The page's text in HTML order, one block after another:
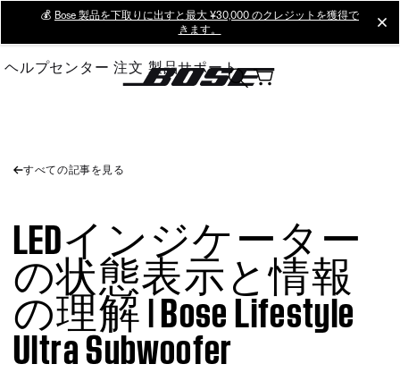
Main
💰 Bose 製品を下取りに出すと最大 ¥30,000 のクレジットを獲得で
きます。
ヘルプセンター 注文 製品サポート
すべての記事を見る
LEDインジケーター
の状態表示と情報
の理解 | Bose Lifestyle
Ultra Subwoofer